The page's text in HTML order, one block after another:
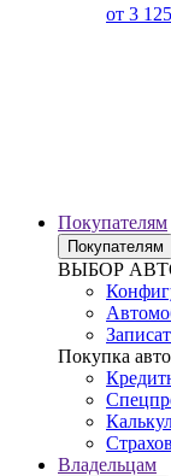
от 3
Покупателям
Покупателям
ВЫБОР
Покупка
Владельцам